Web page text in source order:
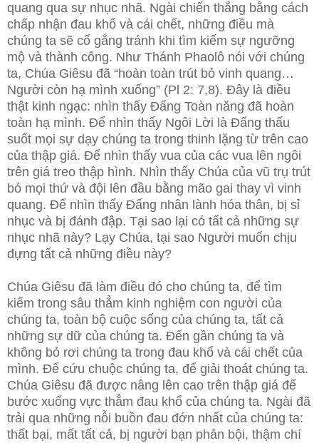
quang qua sự nhục nhã. Ngài chiến thắng bằng cách
chấp nhận đau khổ và cái chết, những điều mà
chúng ta sẽ cố gắng tránh khi tìm kiếm sự ngưỡng
mộ và thành công. Như Thánh Phaolô nói với chúng
ta, Chúa Giêsu đã “hoàn toàn trút bỏ vinh quang…
Người còn hạ mình xuống” (Pl 2: 7,8). Đây là điều
thật kinh ngạc: nhìn thấy Đấng Toàn năng đã hoàn
toàn hạ mình. Để nhìn thấy Ngôi Lời là Đấng thấu
suốt mọi sự dạy chúng ta trong thinh lặng từ trên cao
của thập giá. Để nhìn thấy vua của các vua lên ngôi
trên giá treo thập hình. Nhìn thấy Chúa của vũ trụ trút
bỏ mọi thứ và đội lên đầu bằng mão gai thay vì vinh
quang. Để nhìn thấy Đấng nhân lành hóa thân, bị sỉ
nhục và bị đánh đập. Tại sao lại có tất cả những sự
nhục nhã này? Lạy Chúa, tại sao Người muốn chịu
đựng tất cả những điều này?
Chúa Giêsu đã làm điều đó cho chúng ta, để tìm
kiếm trong sâu thẳm kinh nghiệm con người của
chúng ta, toàn bộ cuộc sống của chúng ta, tất cả
những sự dữ của chúng ta. Đến gần chúng ta và
không bỏ rơi chúng ta trong đau khổ và cái chết của
mình. Để cứu chuộc chúng ta, để giải thoát chúng ta.
Chúa Giêsu đã được nâng lên cao trên thập giá để
bước xuống vực thẳm đau khổ của chúng ta. Ngài đã
trải qua những nỗi buồn đau đớn nhất của chúng ta:
thất bại, mất tất cả, bị người bạn phản bội, thậm chí